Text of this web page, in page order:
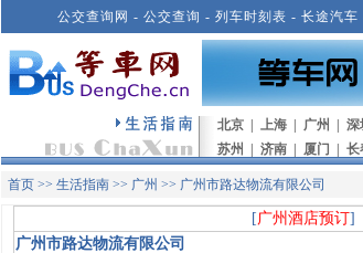
公交查询网 - 公交查询 - 列车时刻表 - 长途汽车
北京 上海 广州 深
苏州
济南 厦门 长
首页 >> 生活指南 >> 广州 >> 广州市路达物流有限公司
[广州酒店预订
广州市路达物流有限公司